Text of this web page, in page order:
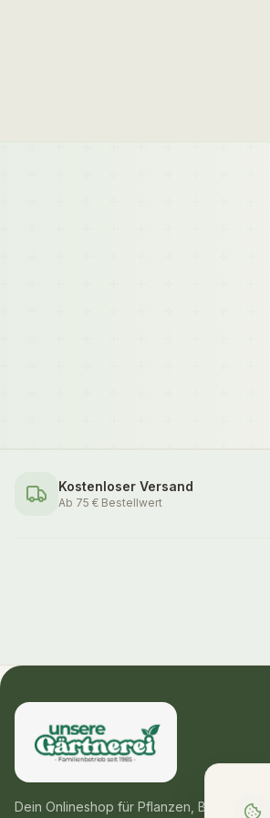
Kostenloser Versand
Ab 75 € Bestellwert
Dein Onlineshop für Pflanzen, Blumen &